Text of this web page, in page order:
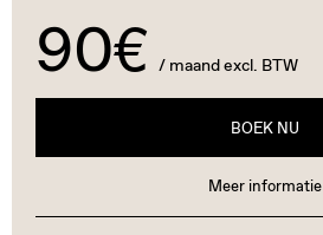
90€ / maand excl. BTW
BOEK NU
Meer informatie